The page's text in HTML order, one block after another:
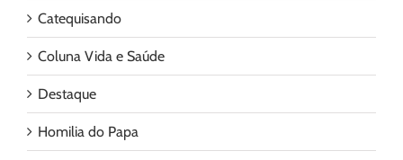
Catequisando
Coluna Vida e Saúde
Destaque
Homilia do Papa